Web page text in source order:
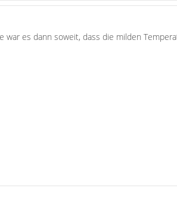
es dann soweit, dass die milden